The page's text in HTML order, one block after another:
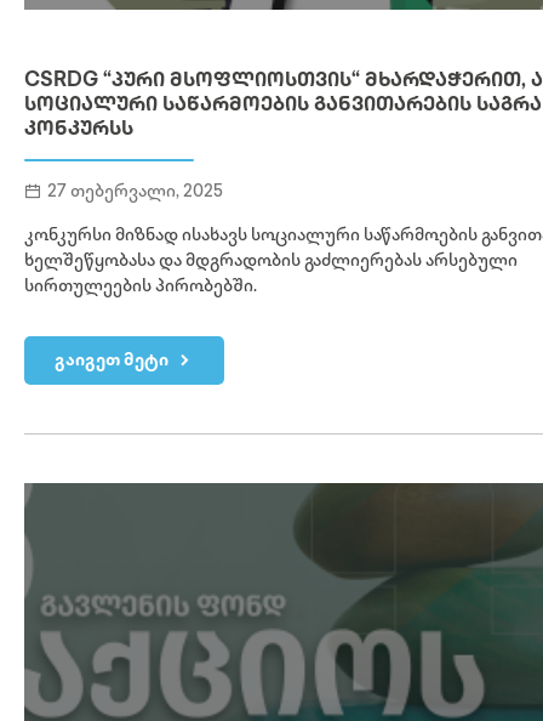
CSRDG “ᲞᲣᲠᲘ ᲛᲡᲝᲤᲚᲘᲝᲡᲗᲕᲘᲡ“ ᲛᲮᲐᲠᲓᲐᲭᲔᲠᲘᲗ,
ᲡᲝᲪᲘᲐᲚᲣᲠᲘ ᲡᲐᲬᲐᲠᲛᲝᲔᲑᲘᲡ ᲒᲐᲜᲕᲘᲗᲐᲠᲔᲑᲘᲡ
ᲙᲝᲜᲙᲣᲠᲡᲡ
27 თებერვალი, 2025
კონკურსი მიზნად ისახავს სოციალური საწარმოების
ხელშეწყობასა და მდგრადობის გაძლიერებას არსებული
სირთულეების პირობებში.
გაიგეთ მეტი